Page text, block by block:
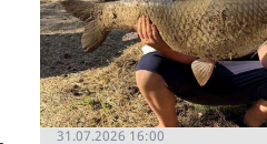
31.07.2026 16:00